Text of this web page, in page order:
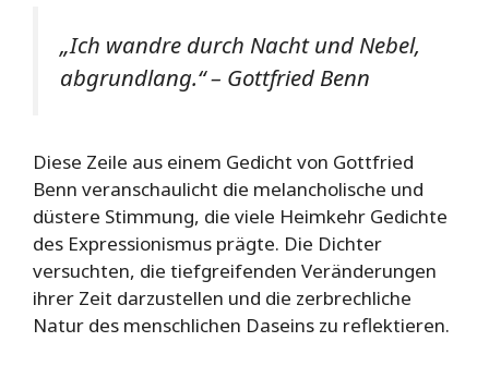
„Ich wandre durch Nacht und Nebel,
abgrundlang.“ – Gottfried Benn
Diese Zeile aus einem Gedicht von Gottfried
Benn veranschaulicht die melancholische und
düstere Stimmung, die viele Heimkehr Gedichte
des Expressionismus prägte. Die Dichter
versuchten, die tiefgreifenden Veränderungen
ihrer Zeit darzustellen und die zerbrechliche
Natur des menschlichen Daseins zu reflektieren.